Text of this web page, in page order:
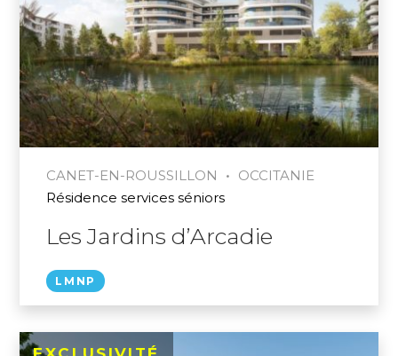
CANET-EN-ROUSSILLON • OCCITANIE
Résidence services séniors
Les Jardins d’Arcadie
LMNP